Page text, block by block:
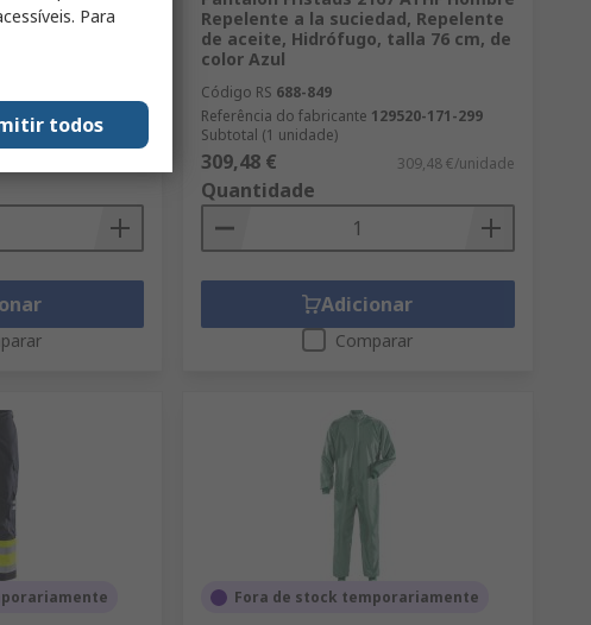
pierna 82cm
Repelente a la suciedad, Repelente
de aceite, Hidrófugo, talla 76 cm, de
color Azul
Código RS 688-849
Referência do fabricante 129520-171-299
Subtotal (1 unidade)
309,48 € 309,48 €/unidade
Quantidade
Adicionar
Comparar
Fora de stock temporariamente
Para
todos